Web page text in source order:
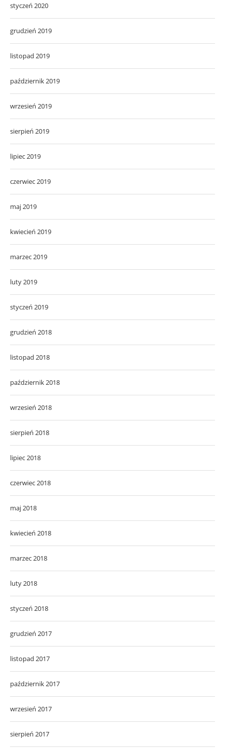
styczeń 2020
grudzień 2019
listopad 2019
październik 2019
wrzesień 2019
sierpień 2019
lipiec 2019
czerwiec 2019
maj 2019
kwiecień 2019
marzec 2019
luty 2019
styczeń 2019
grudzień 2018
listopad 2018
październik 2018
wrzesień 2018
sierpień 2018
lipiec 2018
czerwiec 2018
maj 2018
kwiecień 2018
marzec 2018
luty 2018
styczeń 2018
grudzień 2017
listopad 2017
październik 2017
wrzesień 2017
sierpień 2017